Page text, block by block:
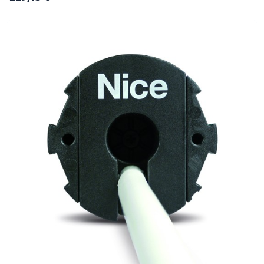
Programmierung: schnell und sicher. Dank dieser Funktion sieht die
Einstellung mehrere Auswahlmöglichkeiten vor, und bei falscher
Auswahl startet die Programmierung wieder bei der vorherigen
Ebene, ohne dass die bisher vorgenommenen Einstellungen neu
programmiert werden müssen. Speichersperre zur Vermeidung
versehentlicher Speicherungen. Einstellung mehrere mittlerer
Öffnungshöhen. Dank 3-Draht Technologie Nice TTBus: Bedienung
der Motorbewegung über die Niederspannungssteuerung;
einfacher und inuitiver Anschluss an die Wettersensoren
kabelgebunden ohne externe Steuergeräte und/oder über Funk.
Dank integrierter elektronischer Platine können mehrere Motoren
ohne zusätzliche Steuergeräte parallelgeschaltet und von einem
einzigen Bedienelement gesteurert werden. Die Encoder-
Technologie garantiert millimetergenaue Präzision,
Zuverlässigkeit, dauerhafte Beibehaltung der eingestellten Werte,
auch bei johen Temperaturen, sowie eine stets optimale
Krafteinwirkung auf den Rollladen. Exclusive Funktionen:
FRT: Zieht das voll ausgefahrene Marksientuch um ein
programmierbares Maß zurück, um unschönes Durchängen zu
vermeiden. RDC: Das System der einstellbaren